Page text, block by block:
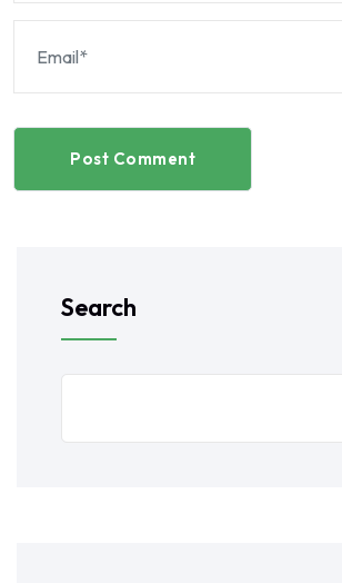
Post Comment
Search